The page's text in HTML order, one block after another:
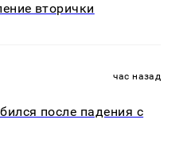
вторички
час назад
после падения с